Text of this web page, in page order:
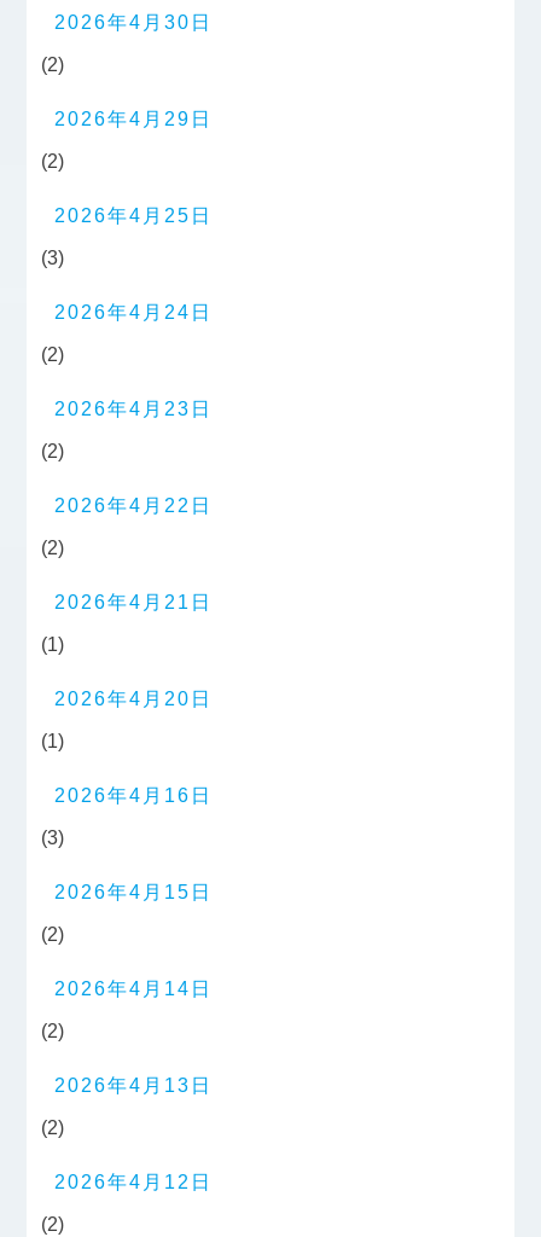
2026年4月30日
(2)
2026年4月29日
(2)
2026年4月25日
(3)
2026年4月24日
(2)
2026年4月23日
(2)
2026年4月22日
(2)
2026年4月21日
(1)
2026年4月20日
(1)
2026年4月16日
(3)
2026年4月15日
(2)
2026年4月14日
(2)
2026年4月13日
(2)
2026年4月12日
(2)